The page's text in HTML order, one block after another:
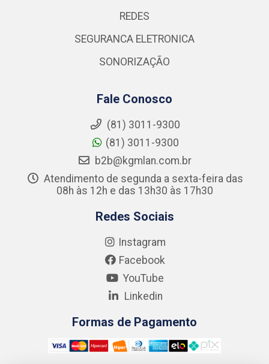
REDES
SEGURANCA ELETRONICA
SONORIZAÇÃO
Fale Conosco
(81) 3011-9300
(81) 3011-9300
b2b@kgmlan.com.br
Atendimento de segunda a sexta-feira das
08h às 12h e das 13h30 às 17h30
Redes Sociais
Instagram
Facebook
YouTube
Linkedin
Formas de Pagamento